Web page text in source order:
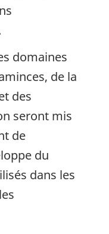
domaines
de la
des
seront mis
de
du
dans les